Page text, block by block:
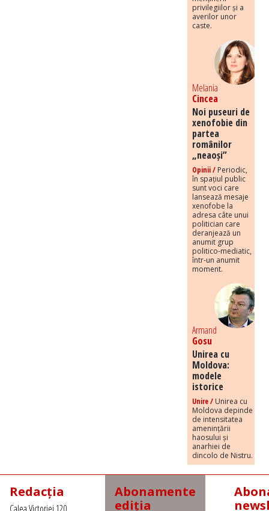
privilegiilor și a
averilor unor
caste.
Melania
Cincea
Noi puseuri de
xenofobie din
partea
românilor
„neaoși”
Opinii / Periodic,
în spațiul public
sunt voci care
lansează mesaje
xenofobe la
adresa câte unui
politician care
deranjează un
anumit grup
politico-mediatic,
într-un anumit
moment.
Armand
Gosu
Unirea cu
Moldova:
modele
istorice
Unire / Unirea cu
Moldova depinde
de intensitatea
amenințării
haosului și
anarhiei de
dincolo de Nistru.
Redacția
Abonamente
ediția